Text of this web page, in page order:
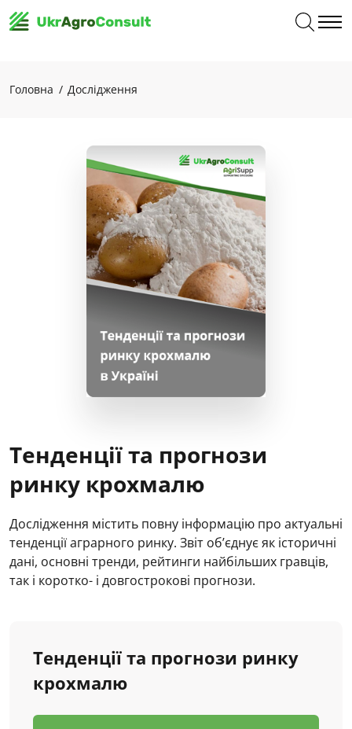
Головна Дослідження
Тенденції та прогнози
ринку крохмалю
Дослідження містить повну інформацію про актуальні
тенденції аграрного ринку. Звіт об’єднує як історичні
дані, основні тренди, рейтинги найбільших гравців,
так і коротко- і довгострокові прогнози.
Тенденції та прогнози ринку
крохмалю